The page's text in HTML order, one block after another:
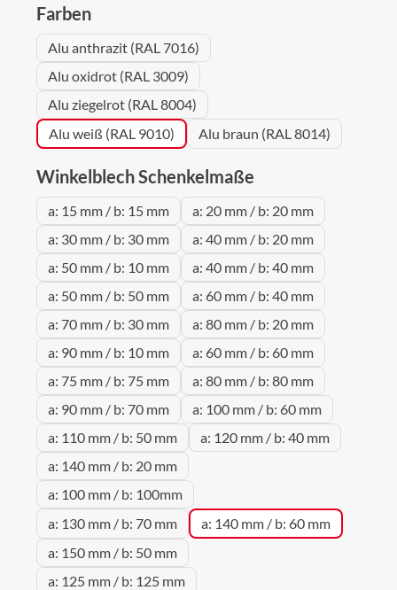
Farbenauswählen
Alu anthrazit (RAL 7016)
Alu oxidrot (RAL 3009)
Alu ziegelrot (RAL 8004)
Alu weiß (RAL 9010)
Alu braun (RAL 8014)
Winkelblech Schenkelmaße
a: 15 mm / b: 15 mm
a: 20 mm / b: 20 mm
a: 30 mm / b: 30 mm
a: 40 mm / b: 20 mm
a: 50 mm / b: 10 mm
a: 40 mm / b: 40 mm
a: 50 mm / b: 50 mm
a: 60 mm / b: 40 mm
a: 70 mm / b: 30 mm
a: 80 mm / b: 20 mm
a: 90 mm / b: 10 mm
a: 60 mm / b: 60 mm
a: 75 mm / b: 75 mm
a: 80 mm / b: 80 mm
a: 90 mm / b: 70 mm
a: 100 mm / b: 60 mm
a: 110 mm / b: 50 mm
a: 120 mm / b: 40 mm
a: 140 mm / b: 20 mm
a: 100 mm / b: 100mm
a: 130 mm / b: 70 mm
a: 140 mm / b: 60 mm
a: 150 mm / b: 50 mm
a: 125 mm / b: 125 mm